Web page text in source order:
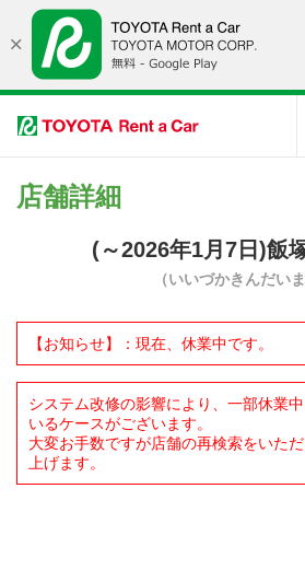
店舗詳細
(～2026年1月7日)飯
（いいづかきんだいま
【お知らせ】：現在、休業中です。
システム改修の影響により、一部休業
いるケースがございます。
大変お手数ですが店舗の再検索をいた
上げます。